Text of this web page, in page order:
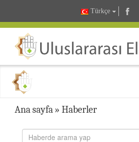
Türkçe
Ana sayfa » Haberler